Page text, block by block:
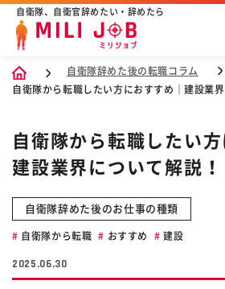
自衛隊、自衛官辞めたい・辞めたら
自衛隊辞めた後の転職コラム
自衛隊から転職したい方におすすめ｜建設業界
自衛隊から転職したい方
建設業界について解説！
自衛隊辞めた後のお仕事の種類
自衛隊から転職 おすすめ 建設
2025.06.30